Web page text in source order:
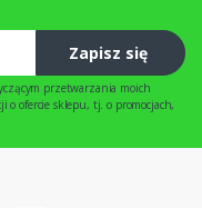
Zapisz się
przetwarzania moich
o ofercie sklepu, tj. o promocjach,